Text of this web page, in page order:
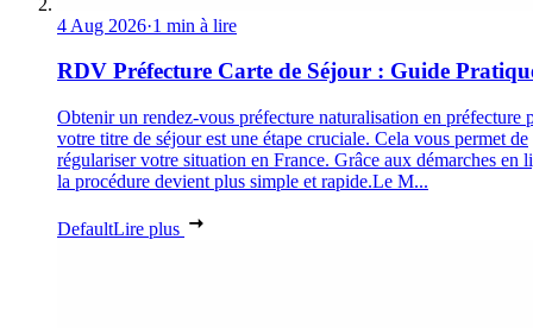
4 Aug 2026·1 min à lire
RDV Préfecture Carte de Séjour : Guide
Obtenir un rendez-vous préfecture naturalisation en préfecture
votre titre de séjour est une étape cruciale. Cela vous permet de
régulariser votre situation en France. Grâce aux démarches en
la procédure devient plus simple et rapide.Le M...
DefaultLire plus